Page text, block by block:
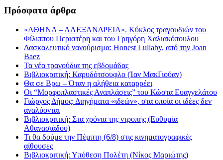
Πρόσφατα άρθρα
«ΑΘΗΝΑ – ΑΛΕΞΑΝΔΡΕΙΑ». Κύκλος τραγουδιών του
Φίλιππου Περιστέρη και του Γρηγόρη Χαλιακόπουλου
Δασκαλευτικό νανούρισμα: Honest Lullaby, από την Joan
Baez
Τα νέα τραγούδια της εβδομάδας
Βιβλιοκριτική: Καρυδότσουφλο (Ίαν ΜακΓιούαν)
Θα σε Βρω – Όταν η αλήθεια καταρρέει
Οι “Μορφοπλαστικές Αναπλάσεις” του Κώστα Ευαγγελάτου
Γιώργος Δήμος: Διηγήματα «ιδεών», στα οποία οι ιδέες δεν
αναλύονται
Βιβλιοκριτική: Στα χρόνια της ντροπής (Ευθυμία
Αθανασιάδου)
Τι θα δούμε την Πέμπτη (6/8) στις κινηματογραφικές
αίθουσες
Βιβλιοκριτική: Υπόθεση Πολέτη (Νίκος Μαριώτης)